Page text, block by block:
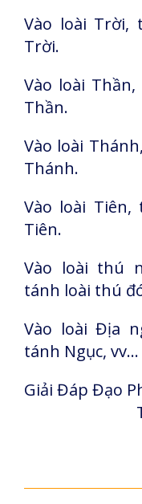
Vào loài Trời,
Trời.
Vào loài
Thần.
Vào loài
Thánh.
Vào loài
Tiên.
Vào loài thú
tánh loài thú
Vào loài Địa
tánh Ngục, vv…
Giải Đáp Đạo